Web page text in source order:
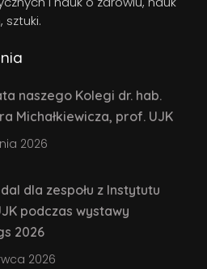
sztuki.
naszego Kolegi dr. hab.
Michałkiewicza, prof. UJK
2026
dla zespołu z Instytutu
podczas wystawy
2026
2026